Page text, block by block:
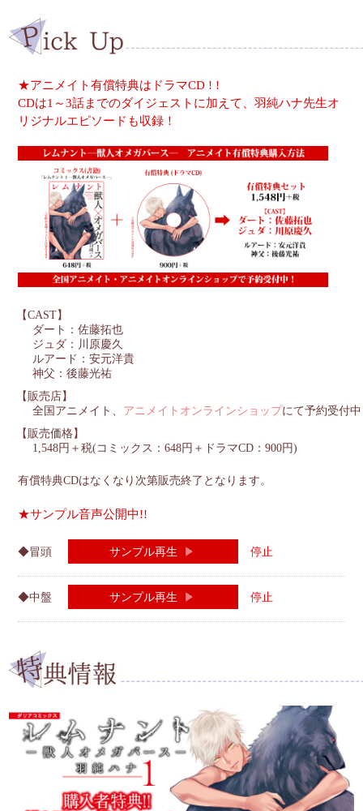
★アニメイト有償特典はドラマCD ! !
CDは1～3話までのダイジェストに加えて、羽純ハナ先生オ
リジナルエピソードも収録！
【CAST】
ダート：佐藤拓也
ジュダ：川原慶久
ルアード：安元洋貴
神父：後藤光祐
【販売店】
全国アニメイト、 アニメイトオンラインショップにて予約受付中
【販売価格】
1,548円＋税(コミックス：648円＋ドラマCD：900円)
有償特典CDはなくなり次第販売終了となります。
★サンプル音声公開中!!
冒頭 サンプル再生
中盤 サンプル再生